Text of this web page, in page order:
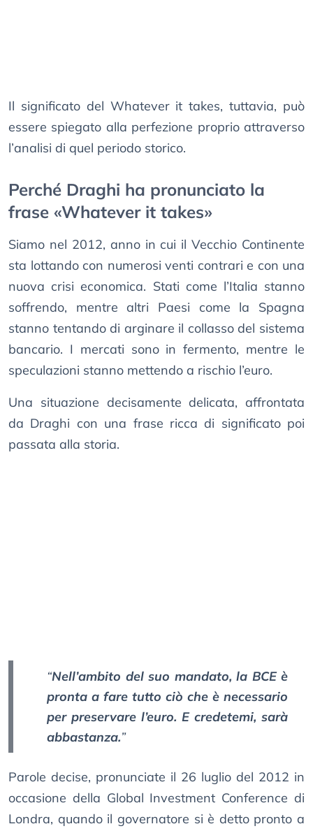
Il significato del Whatever it takes, tuttavia, può
essere spiegato alla perfezione proprio attraverso
l’analisi di quel periodo storico.
Perché Draghi ha pronunciato la
frase «Whatever it takes»
Siamo nel 2012, anno in cui il Vecchio Continente
sta lottando con numerosi venti contrari e con una
nuova crisi economica. Stati come l’Italia stanno
soffrendo, mentre altri Paesi come la Spagna
stanno tentando di arginare il collasso del sistema
bancario. I mercati sono in fermento, mentre le
speculazioni stanno mettendo a rischio l’euro.
Una situazione decisamente delicata, affrontata
da Draghi con una frase ricca di significato poi
passata alla storia.
“Nell’ambito del suo mandato, la BCE è
pronta a fare tutto ciò che è necessario
per preservare l’euro. E credetemi, sarà
abbastanza.”
Parole decise, pronunciate il 26 luglio del 2012 in
occasione della Global Investment Conference di
Londra, quando il governatore si è detto pronto a